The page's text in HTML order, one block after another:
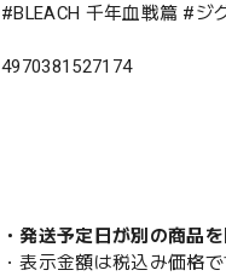
#BLEACH 千年血戦篇 #ジ
4970381527174
・発送予定日が別の商品
・表示金額は税込み価格で